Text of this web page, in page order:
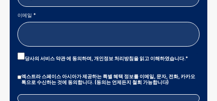
이메일 *
Privacy
Policy
And
Conditions
당사의서비스 약관에 동의하며,개인정보 처리방침을 읽고 이해하였습니다.*
Marketing
Consent
엑스트라 스페이스 아시아가 제공하는 특별 혜택 정보를 이메일, 문자, 전화, 카카오
톡으로 수신하는 것에 동의합니다. (동의는 언제든지 철회 가능합니다)